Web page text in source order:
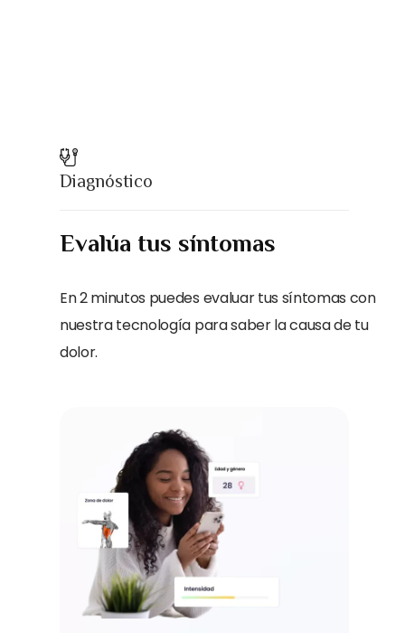
Diagnóstico
Evalúa tus síntomas
En 2 minutos puedes evaluar tus síntomas con
nuestra tecnología para saber la causa de tu
dolor.